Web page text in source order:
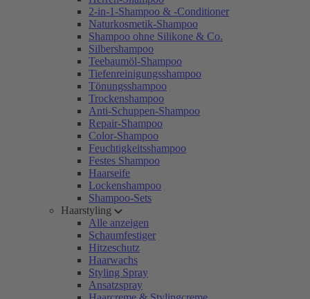
2-in-1-Shampoo & -Conditioner
Naturkosmetik-Shampoo
Shampoo ohne Silikone & Co.
Silbershampoo
Teebaumöl-Shampoo
Tiefenreinigungsshampoo
Tönungsshampoo
Trockenshampoo
Anti-Schuppen-Shampoo
Repair-Shampoo
Color-Shampoo
Feuchtigkeitsshampoo
Festes Shampoo
Haarseife
Lockenshampoo
Shampoo-Sets
Haarstyling
Alle anzeigen
Schaumfestiger
Hitzeschutz
Haarwachs
Styling Spray
Ansatzspray